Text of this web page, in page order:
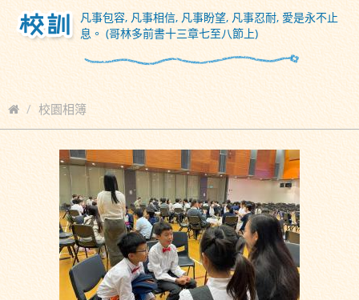
凡事包容, 凡事相信, 凡事盼望, 凡事忍耐, 愛是永不止
息。 (哥林多前書十三章七至八節上)
校園相簿
2025-11-8【可持續發展教育學程計劃 生命小領袖】
返回